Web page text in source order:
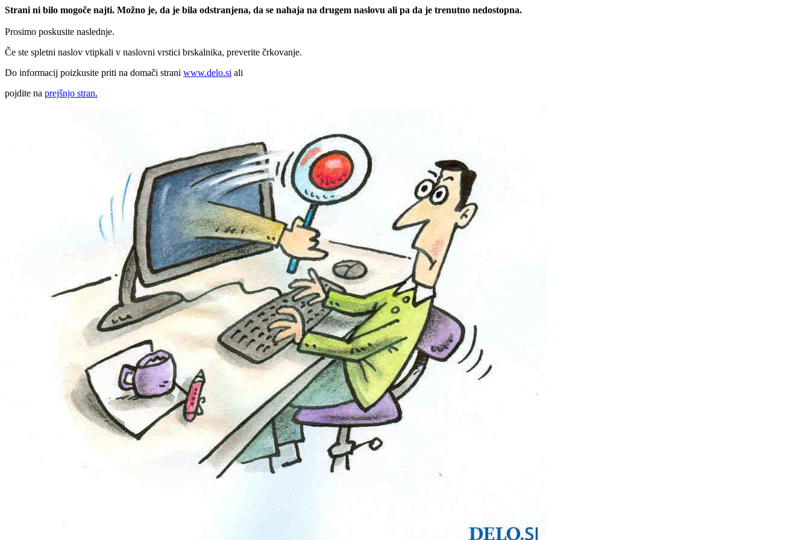
Strani ni bilo mogoče najti. Možno je, da je bila odstranjena, da se nahaja na drugem naslovu ali pa da je trenutno nedostopna.
Prosimo poskusite naslednje.
Če ste spletni naslov vtipkali v naslovni vrstici brskalnika, preverite črkovanje.
Do informacij poizkusite priti na domači strani www.delo.si ali
pojdite na prejšnjo stran.